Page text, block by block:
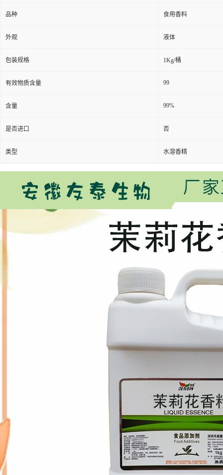
品种 食用香料
外观 液体
包装规格 1Kg/桶
有效物质含量 99
含量 99%
是否进口 否
类型 水溶香精